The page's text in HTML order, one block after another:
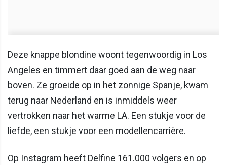
Deze knappe blondine woont tegenwoordig in Los
Angeles en timmert daar goed aan de weg naar
boven. Ze groeide op in het zonnige Spanje, kwam
terug naar Nederland en is inmiddels weer
vertrokken naar het warme LA. Een stukje voor de
liefde, een stukje voor een modellencarrière.
Op Instagram heeft Delfine 161.000 volgers en op